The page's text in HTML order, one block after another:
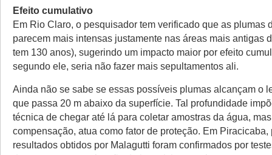
Efeito cumulativo
Em Rio Claro, o pesquisador tem verificado que as plumas
parecem mais intensas justamente nas áreas mais antigas
tem 130 anos), sugerindo um impacto maior por efeito
segundo ele, seria não fazer mais sepultamentos ali.
Ainda não se sabe se essas possíveis plumas alcançam o
que passa 20 m abaixo da superfície. Tal profundidade
técnica de chegar até lá para coletar amostras da água,
compensação, atua como fator de proteção. Em Piracicaba,
resultados obtidos por Malagutti foram confirmados por